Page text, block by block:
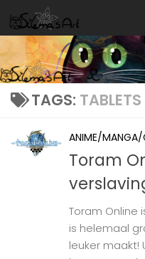
Skip to content
TAGS: TABLETS
ANIME/MANGA/
Toram
Toram Online
is helemaal
leuker maakt!